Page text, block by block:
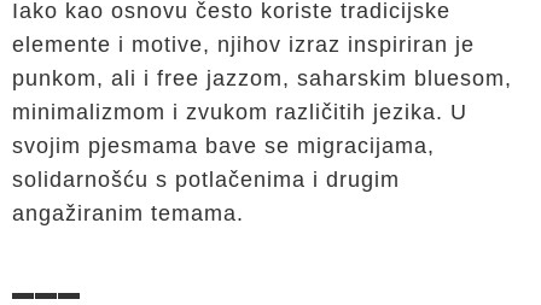
Iako kao osnovu često koriste tradicijske
elemente i motive, njihov izraz inspiriran je
punkom, ali i free jazzom, saharskim bluesom,
minimalizmom i zvukom različitih jezika. U
svojim pjesmama bave se migracijama,
solidarnošću s potlačenima i drugim
angažiranim temama.
▬▬▬